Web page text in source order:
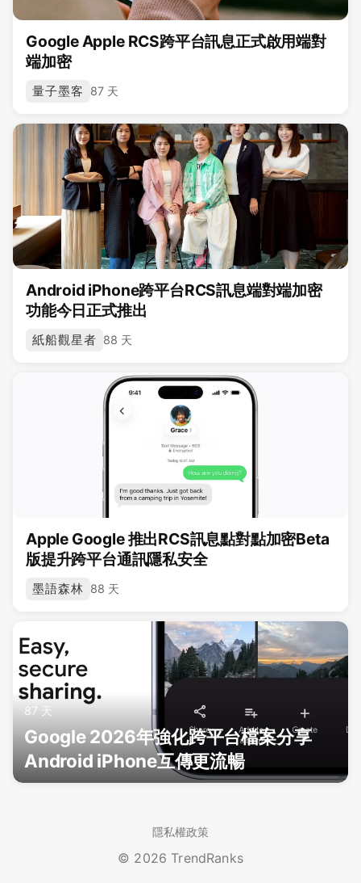
Google Apple RCS跨平台訊息正式啟用端對
端加密
量子墨客 87 天
Android iPhone跨平台RCS訊息端對端加密
功能今日正式推出
紙船觀星者 88 天
Apple Google 推出RCS訊息點對點加密Beta
版提升跨平台通訊隱私安全
墨語森林 88 天
87 天
Google 2026年強化跨平台檔案分享
Android iPhone互傳更流暢
隱私權政策
© 2026 TrendRanks